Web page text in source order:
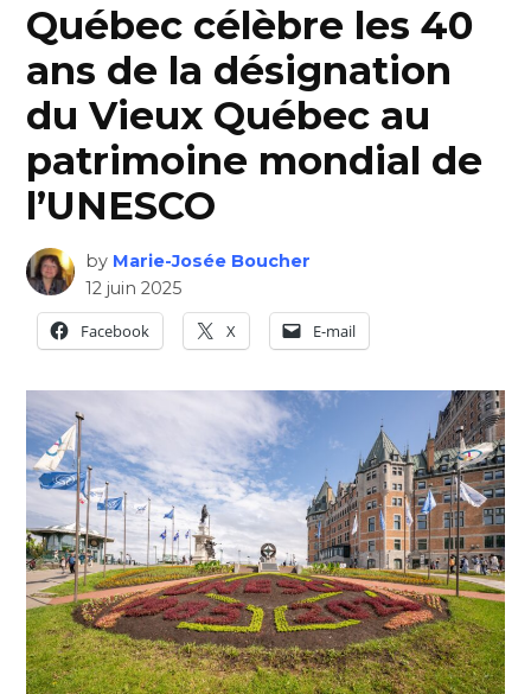
Québec célèbre les 40
ans de la désignation
du Vieux Québec au
patrimoine mondial de
l’UNESCO
by Marie-Josée Boucher
12 juin 2025
Facebook
X E-mail